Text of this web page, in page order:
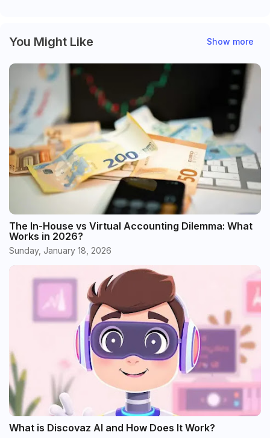
You Might Like Show more
The In-House vs Virtual Accounting Dilemma: What
Works in 2026?
Sunday, January 18, 2026
What is Discovaz AI and How Does It Work?